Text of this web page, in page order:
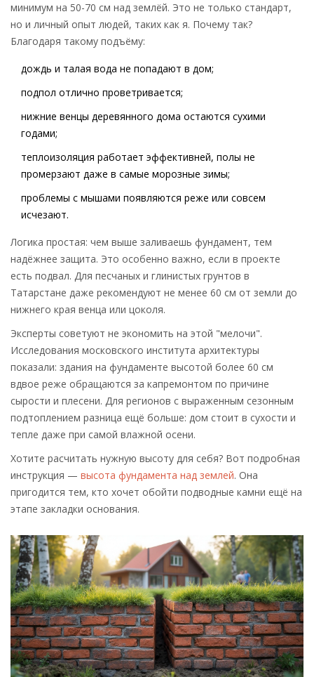
минимум на 50-70 см над землёй. Это не только стандарт,
но и личный опыт людей, таких как я. Почему так?
Благодаря такому подъёму:
дождь и талая вода не попадают в дом;
подпол отлично проветривается;
нижние венцы деревянного дома остаются сухими
годами;
теплоизоляция работает эффективней, полы не
промерзают даже в самые морозные зимы;
проблемы с мышами появляются реже или совсем
исчезают.
Логика простая: чем выше заливаешь фундамент, тем
надёжнее защита. Это особенно важно, если в проекте
есть подвал. Для песчаных и глинистых грунтов в
Татарстане даже рекомендуют не менее 60 см от земли до
нижнего края венца или цоколя.
Эксперты советуют не экономить на этой "мелочи".
Исследования московского института архитектуры
показали: здания на фундаменте высотой более 60 см
вдвое реже обращаются за капремонтом по причине
сырости и плесени. Для регионов с выраженным сезонным
подтоплением разница ещё больше: дом стоит в сухости и
тепле даже при самой влажной осени.
Хотите расчитать нужную высоту для себя? Вот подробная
инструкция — высота фундамента над землей. Она
пригодится тем, кто хочет обойти подводные камни ещё на
этапе закладки основания.